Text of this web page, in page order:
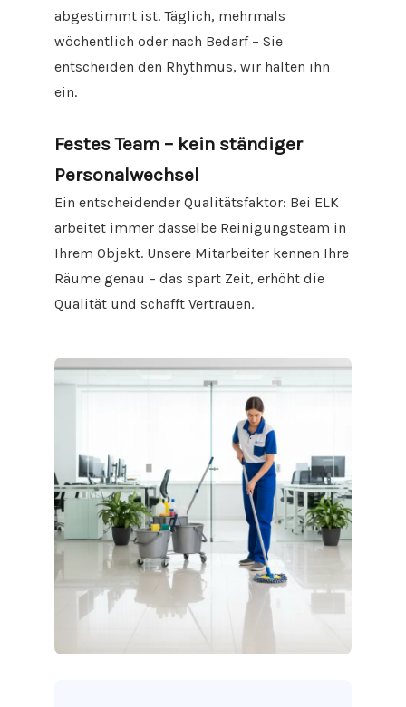
abgestimmt ist. Täglich, mehrmals
wöchentlich oder nach Bedarf – Sie
entscheiden den Rhythmus, wir halten ihn
ein.
Festes Team – kein ständiger
Personalwechsel
Ein entscheidender Qualitätsfaktor: Bei ELK
arbeitet immer dasselbe Reinigungsteam in
Ihrem Objekt. Unsere Mitarbeiter kennen Ihre
Räume genau – das spart Zeit, erhöht die
Qualität und schafft Vertrauen.